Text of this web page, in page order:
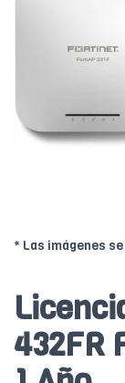
* Las imágenes
432FR